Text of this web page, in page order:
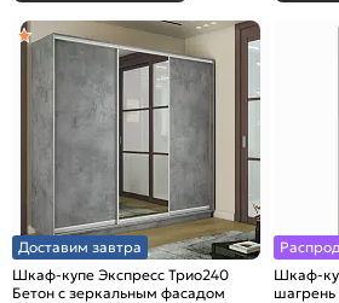
Доставим завтра
Шкаф-купе Экспресс Трио240
Бетон с зеркальным фасадом
Шкаф-
шагрень